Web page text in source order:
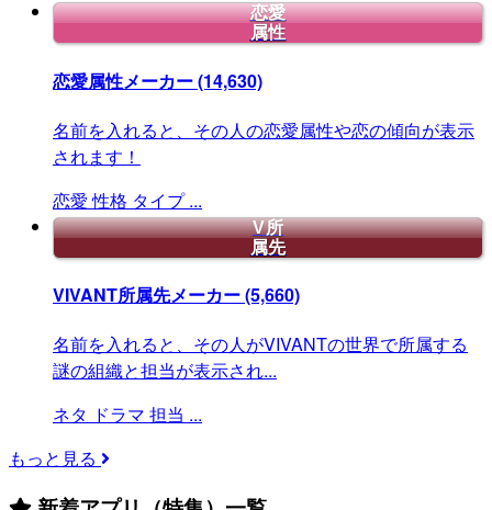
恋愛
属性
恋愛属性メーカー(14,630)
名前を入れると、その人の恋愛属性や恋の傾向が表示
されます！
恋愛 性格 タイプ ...
V所
属先
VIVANT所属先メーカー(5,660)
名前を入れると、その人がVIVANTの世界で所属する
謎の組織と担当が表示され...
ネタ ドラマ 担当 ...
もっと見る